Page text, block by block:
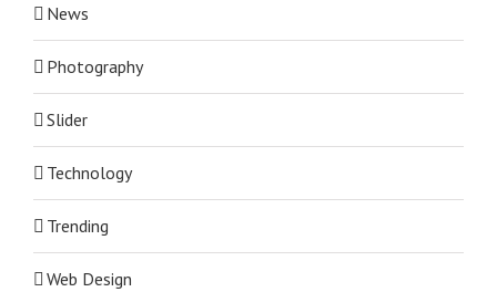
News
Photography
Slider
Technology
Trending
Web Design